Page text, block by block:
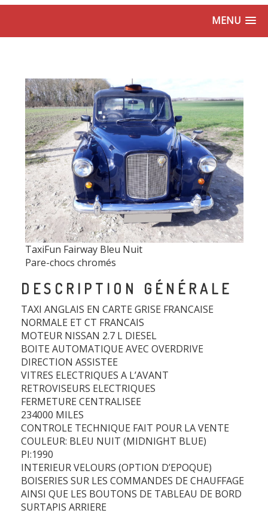
MENU
TaxiFun Fairway Bleu Nuit
Pare-chocs chromés
DESCRIPTION GÉNÉRALE
TAXI ANGLAIS EN CARTE GRISE FRANCAISE
NORMALE ET CT FRANCAIS
MOTEUR NISSAN 2.7 L DIESEL
BOITE AUTOMATIQUE AVEC OVERDRIVE
DIRECTION ASSISTEE
VITRES ELECTRIQUES A L’AVANT
RETROVISEURS ELECTRIQUES
FERMETURE CENTRALISEE
234000 MILES
CONTROLE TECHNIQUE FAIT POUR LA VENTE
COULEUR: BLEU NUIT (MIDNIGHT BLUE)
PI:1990
INTERIEUR VELOURS (OPTION D’EPOQUE)
BOISERIES SUR LES COMMANDES DE CHAUFFAGE
AINSI QUE LES BOUTONS DE TABLEAU DE BORD
SURTAPIS ARRIERE